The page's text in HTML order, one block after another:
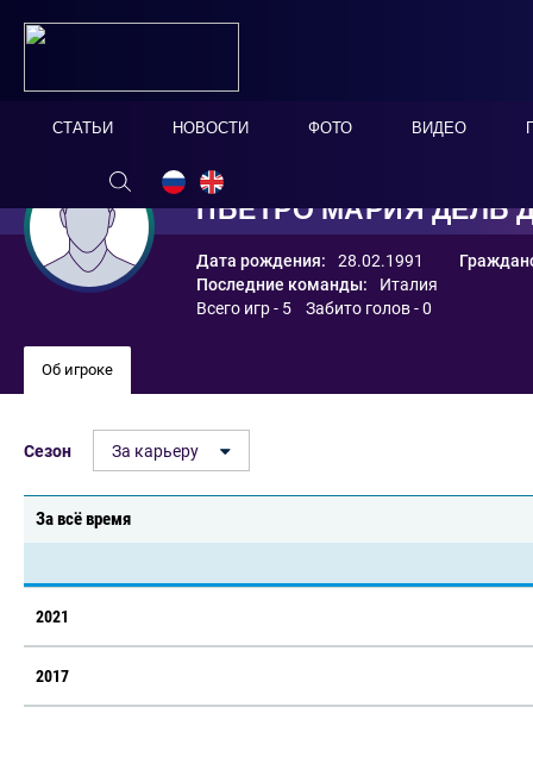
СТАТЬИ НОВОСТИ ФОТО ВИДЕО
ПЬЕТРО МАРИЯ ДЕЛЬ
Дата рождения: 28.02.1991
Последние команды:
Италия
Всего игр - 5 Забито голов - 0
Об игроке
Сезон За карьеру
За всё время
2021
2017